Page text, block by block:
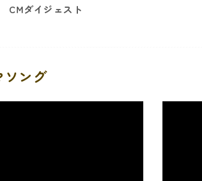
CMダイジェスト
ソング